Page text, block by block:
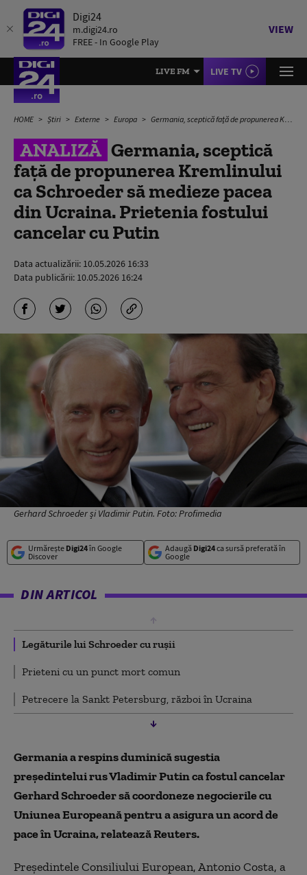
Digi24
m.digi24.ro
FREE - In Google Play
VIEW
LIVE FM LIVE TV
HOME Știri Externe Europa Germania, sceptică faţă de propunerea Kremlinului ca Schroeder să medieze pacea din Ucraina. Prietenia fostului cancelar cu Putin
ANALIZĂ Germania, sceptică
faţă de propunerea Kremlinului
ca Schroeder să medieze pacea
din Ucraina. Prietenia fostului
cancelar cu Putin
Data actualizării: 10.05.2026 16:33
Data publicării: 10.05.2026 16:24
Gerhard Schroeder și Vladimir Putin. Foto: Profimedia
Urmărește Digi24în Google
Discover
Adaugă Digi24ca sursă preferată în
Google
DIN ARTICOL
Legăturile lui Schroeder cu rușii
Prieteni cu un punct mort comun
Petrecere la Sankt Petersburg, război în Ucraina
Germania a respins duminică sugestia
preşedintelui rus Vladimir Putin ca fostul cancelar
Gerhard Schroeder să coordoneze negocierile cu
Uniunea Europeană pentru a asigura un acord de
pace în Ucraina, relatează Reuters.
Preşedintele Consiliului European, Antonio Costa, a